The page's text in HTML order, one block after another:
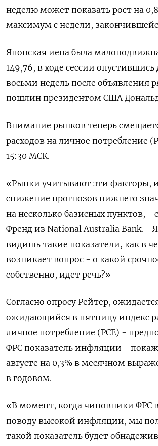
неделю может показать рост на
максимум с недели,
Японская иена была
149,76, в ходе сессии
восьми недель после объявления
пошлин президентом США
Внимание рынков теперь
расходов на личное потребление
15:30 МСК.
«Рынки учитывают эти факторы,
снижение прогнозов нижнего
на несколько базисных пунктов, -
Френд из National Australia Bank. -
видишь такие показатели, как в
возникает вопрос - о какой
собственно, идет речь?»
Согласно опросу Рейтер,
ожидающийся в пятницу индекс
личное потребление (PCE) -
ФРС показатель инфляции -
августе на 0,3% в месячном
в годовом.
«В момент, когда чиновники ФРС
поводу высокой инфляции, мы
такой показатель будет